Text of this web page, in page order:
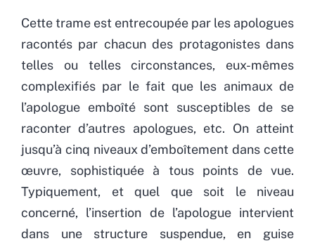
Cette trame est entrecoupée par les apologues
racontés par chacun des protagonistes dans
telles ou telles circonstances, eux-mêmes
complexifiés par le fait que les animaux de
l’apologue emboîté sont susceptibles de se
raconter d’autres apologues, etc. On atteint
jusqu’à cinq niveaux d’emboîtement dans cette
œuvre, sophistiquée à tous points de vue.
Typiquement, et quel que soit le niveau
concerné, l’insertion de l’apologue intervient
dans une structure suspendue, en guise